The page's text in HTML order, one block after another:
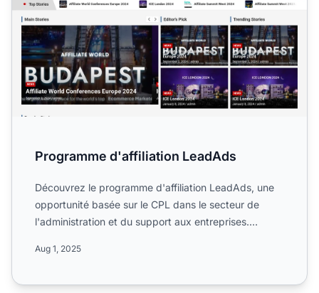
Programme d'affiliation LeadAds
Découvrez le programme d'affiliation LeadAds, une
opportunité basée sur le CPL dans le secteur de
l'administration et du support aux entreprises.
Aug 1, 2025